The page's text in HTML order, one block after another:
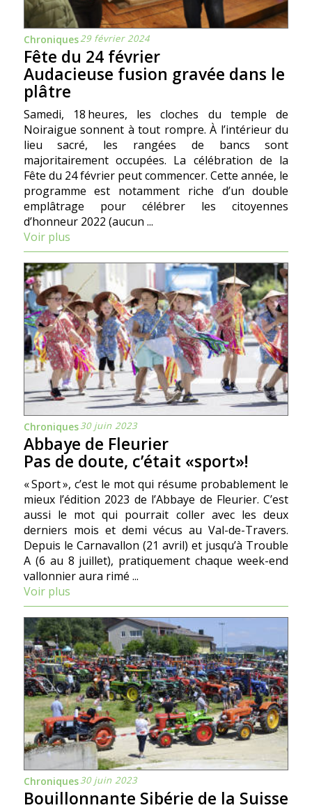
Chroniques29 février 2024
Fête du 24 février
Audacieuse fusion gravée dans le
plâtre
Samedi, 18 heures, les cloches du temple de
Noiraigue sonnent à tout rompre. À l’intérieur du
lieu sacré, les rangées de bancs sont
majoritairement occupées. La célébration de la
Fête du 24 février peut commencer. Cette année, le
programme est notamment riche d’un double
emplâtrage pour célébrer les citoyennes
d’honneur 2022 (aucun ...
Voir plus
Chroniques30 juin 2023
Abbaye de Fleurier
Pas de doute, c’était «sport»!
« Sport », c’est le mot qui résume probablement le
mieux l’édition 2023 de l’Abbaye de Fleurier. C’est
aussi le mot qui pourrait coller avec les deux
derniers mois et demi vécus au Val-de-Travers.
Depuis le Carnavallon (21 avril) et jusqu’à Trouble
A (6 au 8 juillet), pratiquement chaque week-end
vallonnier aura rimé ...
Voir plus
Chroniques30 juin 2023
Bouillonnante Sibérie de la Suisse